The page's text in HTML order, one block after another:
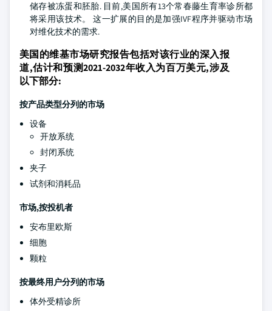
储存被冻蛋和胚胎. 目前,美国所有13个常春藤生育率诊所都
将采用该技术。 这一扩展的目的是加强IVF程序并驱动市场
对维化技术的需求.
美国的维基市场研究报告包括对该行业的深入报
道,估计和预测2021-2032年收入为百万美元,涉及
以下部分:
按产品类型分列的市场
设备
开放系统
封闭系统
夹子
试剂和消耗品
市场,按投机者
安布里欧斯
细胞
颗粒
按最终用户分列的市场
体外受精诊所